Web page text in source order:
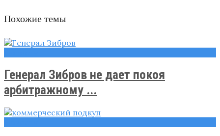
Похожие темы
Генерал Зибров не дает покоя
арбитражному ...